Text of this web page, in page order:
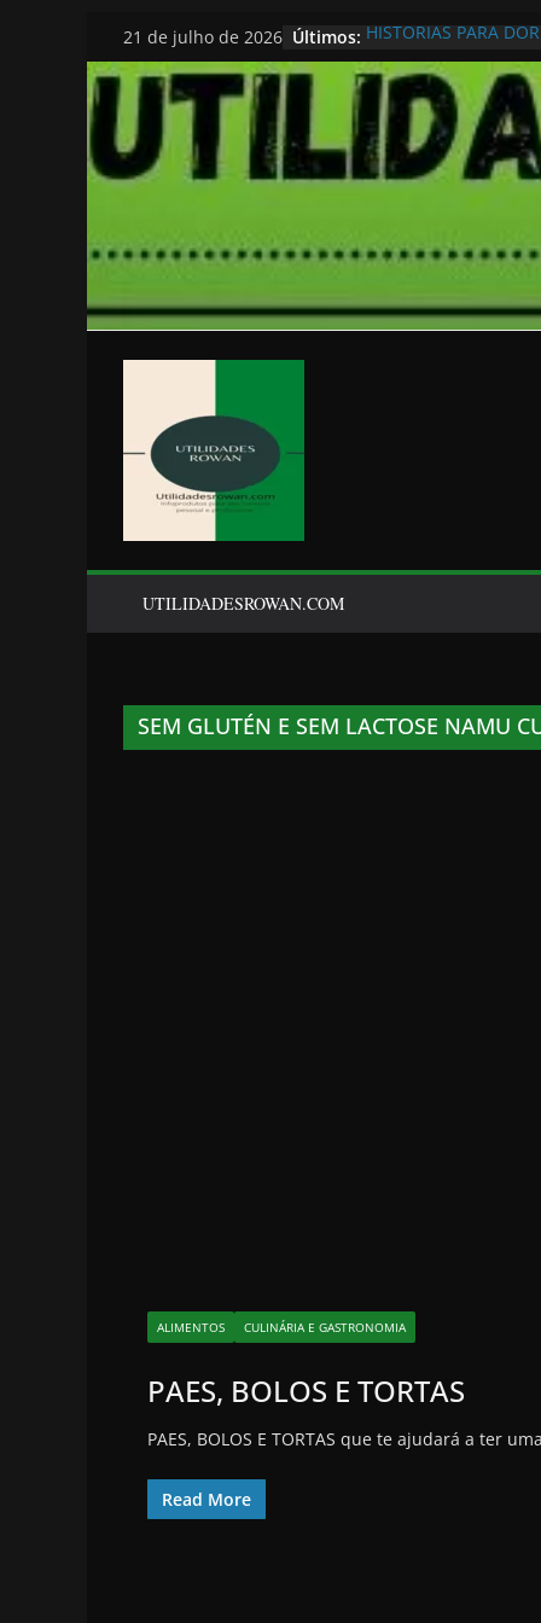
Pular
para
o
conteúdo
21 de julho de 2026 Últimos: HISTORIAS PARA
UTILIDADESROWAN.COM
SEM GLUTÉN E SEM LACTOSE NAMU
ALIMENTOS CULINÁRIA E GASTRONOMIA
PAES, BOLOS E TORTAS
PAES, BOLOS E TORTAS que te ajudará a ter
Read More